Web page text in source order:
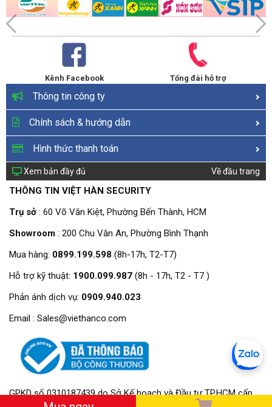
Kênh Facebook Tổng đài hỗ trợ
Thông tin công ty
Chính sách & hướng dẫn
Hình thức thanh toán
Xem bản đầy đủ Về đầu trang
THÔNG TIN VIỆT HÀN SECURITY
Trụ sở : 60 Võ Văn Kiệt, Phường Bến Thành, HCM
Showroom : 200 Chu Văn An, Phường Bình Thạnh
Mua hàng: 0899.199.598 (8h-17h, T2-T7)
Hỗ trợ kỹ thuật: 1900.099.987 (8h - 17h, T2 - T7 )
Phản ánh dịch vụ: 0909.940.023
Email : Sales@viethanco.com
GPKD số 0310187439 do Sở Kế hoạch và Đầu tư TP.HCM cấp